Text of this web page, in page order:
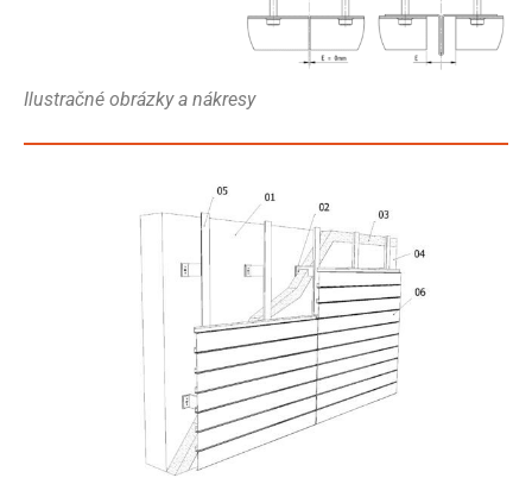
Ilustračné obrázky a nákresy